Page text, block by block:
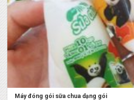
Máy đóng gói sữa chua dạng gói